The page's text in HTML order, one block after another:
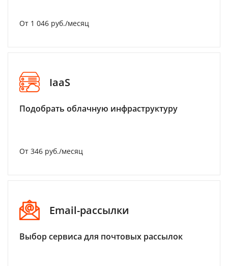
От 1 046 руб./месяц
IaaS
Подобрать облачную инфраструктуру
От 346 руб./месяц
Email-рассылки
Выбор сервиса для почтовых рассылок